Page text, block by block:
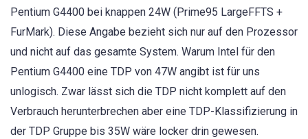
Pentium G4400 bei knappen 24W (Prime95 LargeFFTS +
FurMark). Diese Angabe bezieht sich nur auf den Prozessor
und nicht auf das gesamte System. Warum Intel für den
Pentium G4400 eine TDP von 47W angibt ist für uns
unlogisch. Zwar lässt sich die TDP nicht komplett auf den
Verbrauch herunterbrechen aber eine TDP-Klassifizierung in
der TDP Gruppe bis 35W wäre locker drin gewesen.